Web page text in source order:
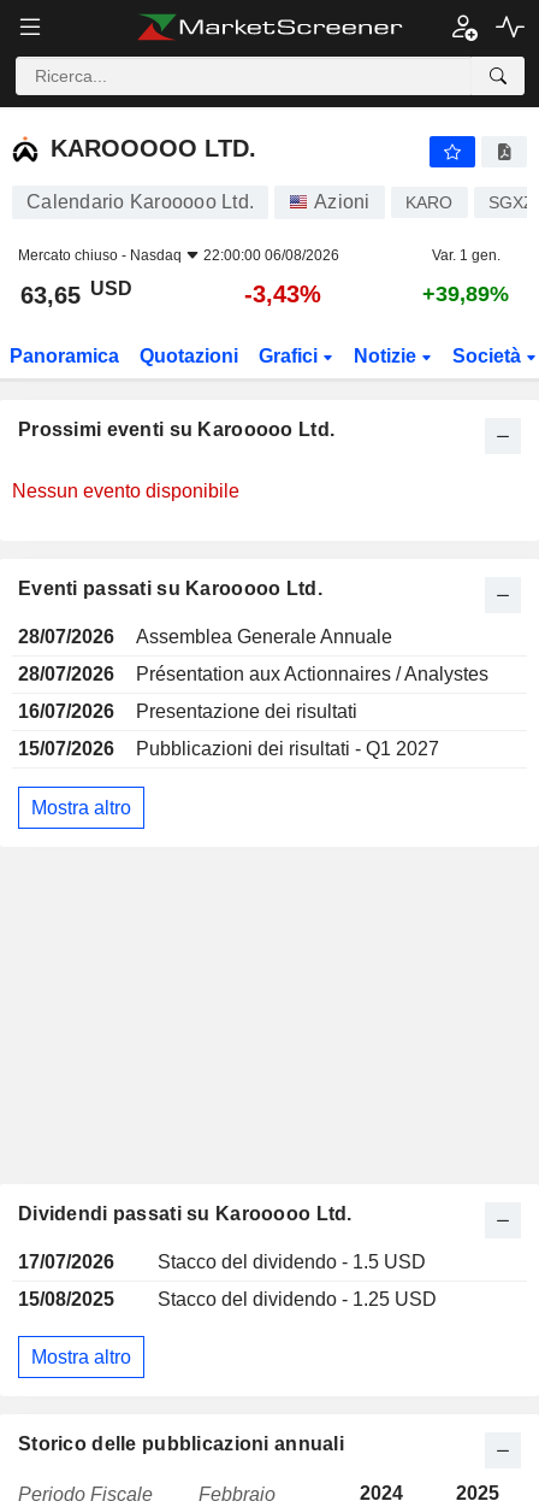
KAROOOOO LTD.
KAROOOOO LTD.
Calendario Karooooo Ltd. Azioni KARO
Mercato chiuso - Nasdaq 22:00:00 06/08/2026 Var. 1 gen.
63,65 USD -3,43% +39,89%
Panoramica Quotazioni Grafici Notizie Società
Prossimi eventi su Karooooo Ltd.
Nessun evento disponibile
Eventi passati su Karooooo Ltd.
28/07/2026
Assemblea Generale Annuale
28/07/2026
Présentation aux Actionnaires / Analystes
16/07/2026
Presentazione dei risultati
15/07/2026
Pubblicazioni dei risultati - Q1 2027
Mostra altro
Dividendi passati su Karooooo Ltd.
17/07/2026
Stacco del dividendo - 1.5 USD
15/08/2025
Stacco del dividendo - 1.25 USD
Mostra altro
Storico delle pubblicazioni annuali
Periodo Fiscale Febbraio 2024 2025